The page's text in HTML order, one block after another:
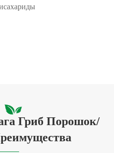
Гриб Порошок/